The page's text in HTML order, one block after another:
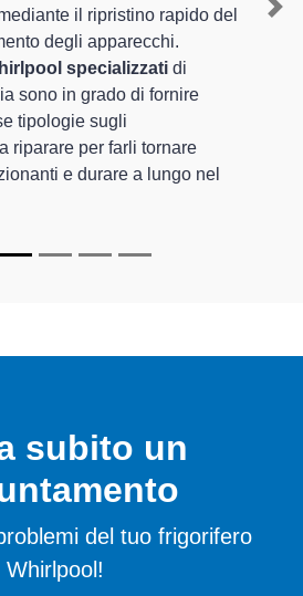
il ripristino rapido del
degli apparecchi.
specializzati di
sono in grado di fornire
tipologie sugli
riparare per farli tornare
e durare a lungo nel
subito un
del tuo frigorifero
Whirlpool!